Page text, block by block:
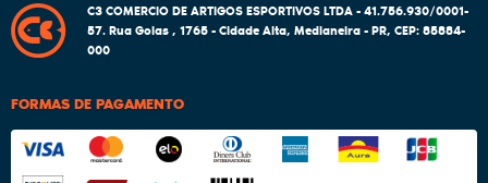
C3 COMERCIO DE ARTIGOS ESPORTIVOS LTDA - 41.756.930/0001-
57.Rua Goias , 1765-Cidade Alta, Medianeira-PR, CEP: 85884-
000
FORMAS DE PAGAMENTO